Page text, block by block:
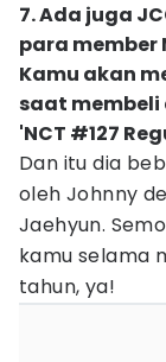
7. Ada juga
para member
Kamu akan
saat
'NCT #127​
Dan itu dia
oleh Johnny
Jaehyun.
kamu selama
tahun, ya!